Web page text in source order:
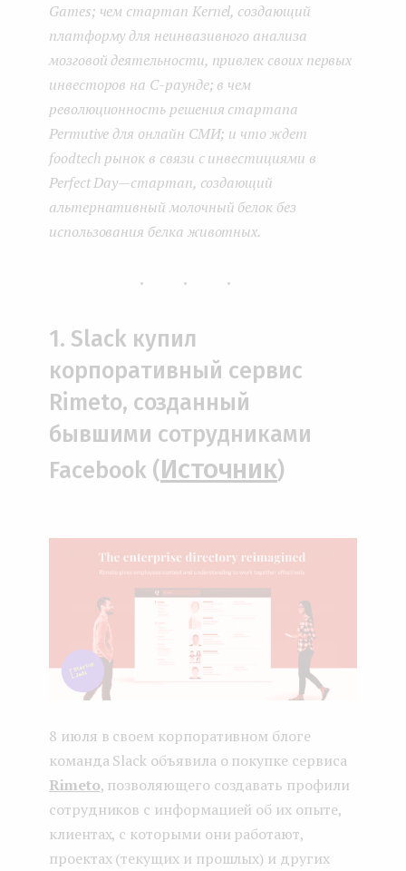
Games; чем стартап Kernel, создающий
платформу для неинвазивного анализа
мозговой деятельности, привлек своих первых
инвесторов на C-раунде; в чем
революционность решения стартапа
Permutive для онлайн СМИ; и что ждет
foodtech рынок в связи с инвестициями в
Perfect Day — стартап, создающий
альтернативный молочный белок без
использования белка животных.
...
1. Slack купил
корпоративный сервис
Rimeto, созданный
бывшими сотрудниками
Facebook (Источник)
8 июля в своем корпоративном блоге
команда Slack объявила о покупке сервиса
Rimeto, позволяющего создавать профили
сотрудников с информацией об их опыте,
клиентах, с которыми они работают,
проектах (текущих и прошлых) и других